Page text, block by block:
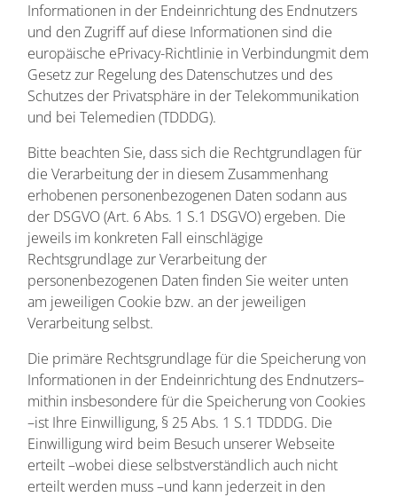
Informationen in der Endeinrichtung des Endnutzers
und den Zugriff auf diese Informationen sind die
europäische ePrivacy-Richtlinie in Verbindungmit dem
Gesetz zur Regelung des Datenschutzes und des
Schutzes der Privatsphäre in der Telekommunikation
und bei Telemedien (TDDDG).
Bitte beachten Sie, dass sich die Rechtgrundlagen für
die Verarbeitung der in diesem Zusammenhang
erhobenen personenbezogenen Daten sodann aus
der DSGVO (Art. 6 Abs. 1 S.1 DSGVO) ergeben. Die
jeweils im konkreten Fall einschlägige
Rechtsgrundlage zur Verarbeitung der
personenbezogenen Daten finden Sie weiter unten
am jeweiligen Cookie bzw. an der jeweiligen
Verarbeitung selbst.
Die primäre Rechtsgrundlage für die Speicherung von
Informationen in der Endeinrichtung des Endnutzers–
mithin insbesondere für die Speicherung von Cookies
–ist Ihre Einwilligung, § 25 Abs. 1 S.1 TDDDG. Die
Einwilligung wird beim Besuch unserer Webseite
erteilt –wobei diese selbstverständlich auch nicht
erteilt werden muss –und kann jederzeit in den